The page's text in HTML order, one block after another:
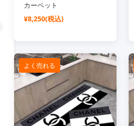
カーペット
¥8,250(税込)
よく売れる